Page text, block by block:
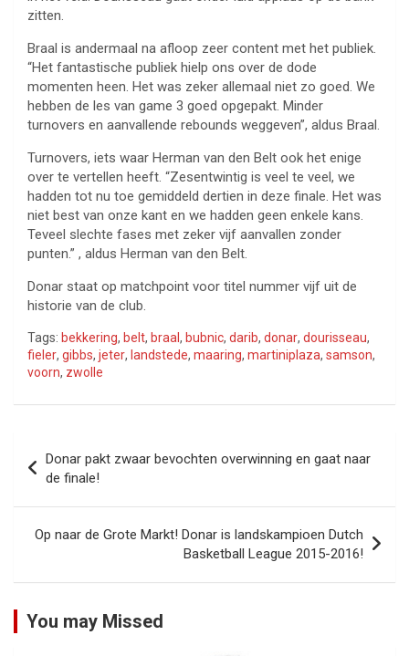
zitten.
Braal is andermaal na afloop zeer content met het publiek.
“Het fantastische publiek hielp ons over de dode
momenten heen. Het was zeker allemaal niet zo goed. We
hebben de les van game 3 goed opgepakt. Minder
turnovers en aanvallende rebounds weggeven”, aldus Braal.
Turnovers, iets waar Herman van den Belt ook het enige
over te vertellen heeft. “Zesentwintig is veel te veel, we
hadden tot nu toe gemiddeld dertien in deze finale. Het was
niet best van onze kant en we hadden geen enkele kans.
Teveel slechte fases met zeker vijf aanvallen zonder
punten.” , aldus Herman van den Belt.
Donar staat op matchpoint voor titel nummer vijf uit de
historie van de club.
Tags: bekkering, belt, braal, bubnic, darib, donar, dourisseau,
fieler, gibbs, jeter, landstede, maaring, martiniplaza, samson,
voorn, zwolle
navigatie
Donar pakt zwaar bevochten overwinning en gaat naar
de finale!
Op naar de Grote Markt! Donar is landskampioen Dutch
Basketball League 2015-2016!
You may Missed